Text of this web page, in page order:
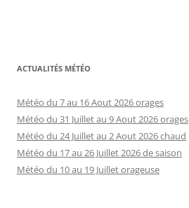
ACTUALITÉS MÉTÉO
Météo du 7 au 16 Aout 2026 orages
Météo du 31 Juillet au 9 Aout 2026 orages
Météo du 24 Juillet au 2 Aout 2026 chaud
Météo du 17 au 26 Juillet 2026 de saison
Météo du 10 au 19 Juillet orageuse